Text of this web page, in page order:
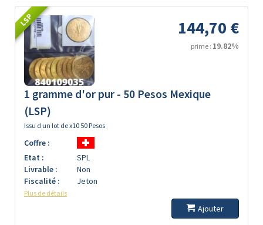
LSP 144,70 €
prime : 19.82%
1 gramme d'or pur - 50 Pesos Mexique
(LSP)
Issu d un lot de x10 50 Pesos
Coffre :
Etat :
SPL
Livrable :
Non
Fiscalité :
Jeton
Plus de détails
Ajouter